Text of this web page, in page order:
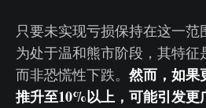
只要未实现亏损保持在这一
为处于温和熊市阶段，其特征
而非恐慌性下跌。 然而，如果
推升至10%以上，可能引发